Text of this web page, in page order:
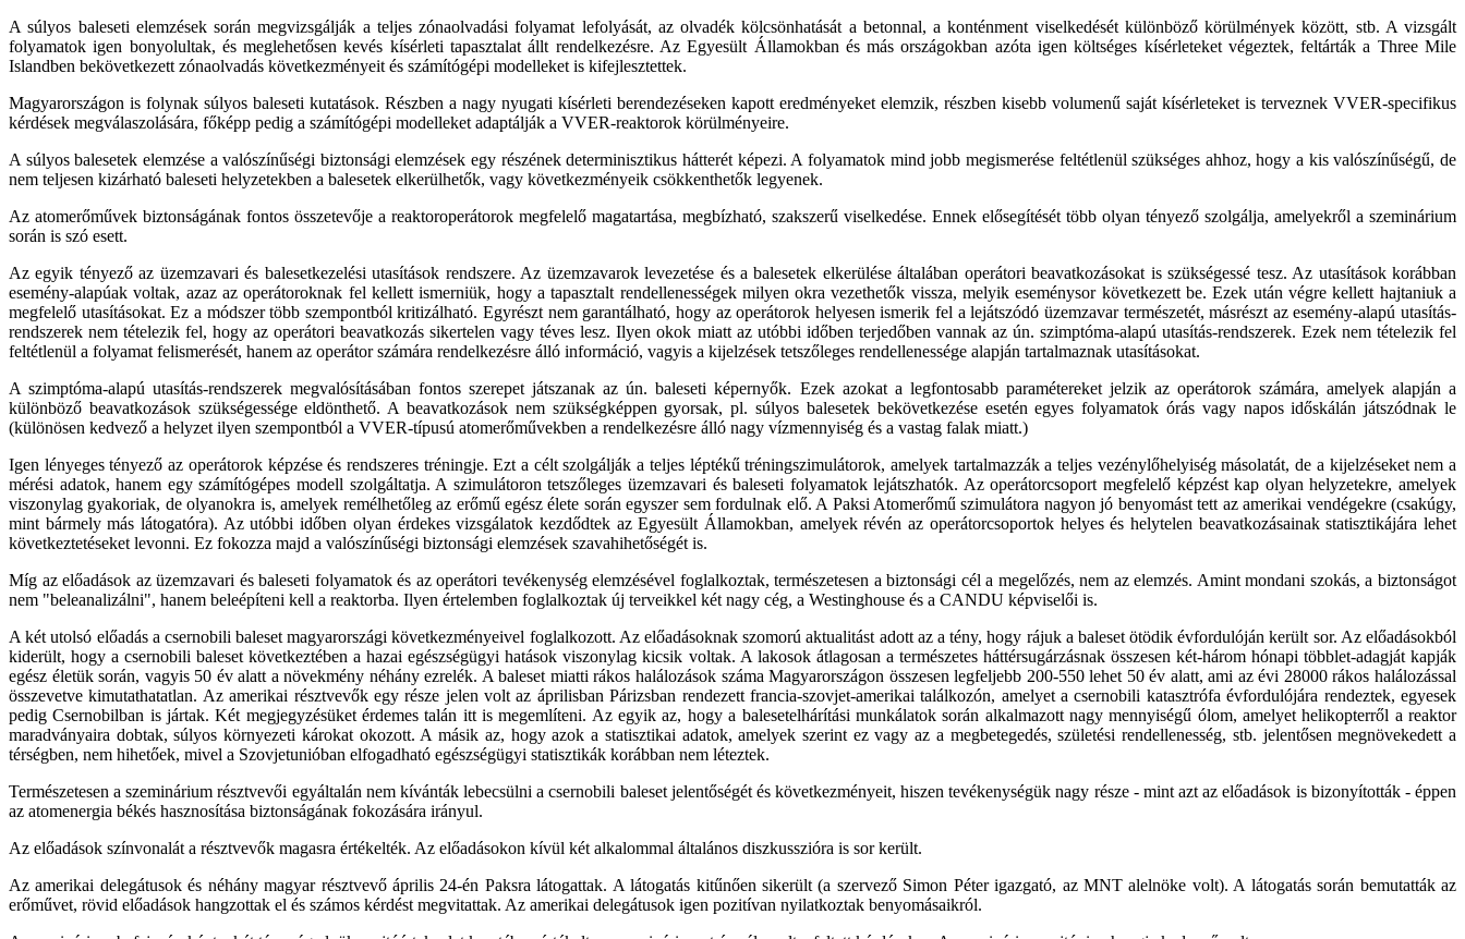
A súlyos baleseti elemzések során megvizsgálják a teljes zónaolvadási folyamat lefolyását, az olvadék kölcsönhatását a betonnal, a konténment viselkedését különböző körülmények között, stb. A vizsgált
folyamatok igen bonyolultak, és meglehetősen kevés kísérleti tapasztalat állt rendelkezésre. Az Egyesült Államokban és más országokban azóta igen költséges kísérleteket végeztek, feltárták a Three Mile
Islandben bekövetkezett zónaolvadás következményeit és számítógépi modelleket is kifejlesztettek.
Magyarországon is folynak súlyos baleseti kutatások. Részben a nagy nyugati kísérleti berendezéseken kapott eredményeket elemzik, részben kisebb volumenű saját kísérleteket is terveznek VVER-specifikus
kérdések megválaszolására, főképp pedig a számítógépi modelleket adaptálják a VVER-reaktorok körülményeire.
A súlyos balesetek elemzése a valószínűségi biztonsági elemzések egy részének determinisztikus hátterét képezi. A folyamatok mind jobb megismerése feltétlenül szükséges ahhoz, hogy a kis valószínűségű, de
nem teljesen kizárható baleseti helyzetekben a balesetek elkerülhetők, vagy következményeik csökkenthetők legyenek.
Az atomerőművek biztonságának fontos összetevője a reaktoroperátorok megfelelő magatartása, megbízható, szakszerű viselkedése. Ennek elősegítését több olyan tényező szolgálja, amelyekről a szeminárium
során is szó esett.
Az egyik tényező az üzemzavari és balesetkezelési utasítások rendszere. Az üzemzavarok levezetése és a balesetek elkerülése általában operátori beavatkozásokat is szükségessé tesz. Az utasítások korábban
esemény-alapúak voltak, azaz az operátoroknak fel kellett ismerniük, hogy a tapasztalt rendellenességek milyen okra vezethetők vissza, melyik eseménysor következett be. Ezek után végre kellett hajtaniuk a
megfelelő utasításokat. Ez a módszer több szempontból kritizálható. Egyrészt nem garantálható, hogy az operátorok helyesen ismerik fel a lejátszódó üzemzavar természetét, másrészt az esemény-alapú utasítás-
rendszerek nem tételezik fel, hogy az operátori beavatkozás sikertelen vagy téves lesz. Ilyen okok miatt az utóbbi időben terjedőben vannak az ún. szimptóma-alapú utasítás-rendszerek. Ezek nem tételezik fel
feltétlenül a folyamat felismerését, hanem az operátor számára rendelkezésre álló információ, vagyis a kijelzések tetszőleges rendellenessége alapján tartalmaznak utasításokat.
A szimptóma-alapú utasítás-rendszerek megvalósításában fontos szerepet játszanak az ún. baleseti képernyők. Ezek azokat a legfontosabb paramétereket jelzik az operátorok számára, amelyek alapján a
különböző beavatkozások szükségessége eldönthető. A beavatkozások nem szükségképpen gyorsak, pl. súlyos balesetek bekövetkezése esetén egyes folyamatok órás vagy napos időskálán játszódnak le
(különösen kedvező a helyzet ilyen szempontból a VVER-típusú atomerőművekben a rendelkezésre álló nagy vízmennyiség és a vastag falak miatt.)
Igen lényeges tényező az operátorok képzése és rendszeres tréningje. Ezt a célt szolgálják a teljes léptékű tréningszimulátorok, amelyek tartalmazzák a teljes vezénylőhelyiség másolatát, de a kijelzéseket nem a
mérési adatok, hanem egy számítógépes modell szolgáltatja. A szimulátoron tetszőleges üzemzavari és baleseti folyamatok lejátszhatók. Az operátorcsoport megfelelő képzést kap olyan helyzetekre, amelyek
viszonylag gyakoriak, de olyanokra is, amelyek remélhetőleg az erőmű egész élete során egyszer sem fordulnak elő. A Paksi Atomerőmű szimulátora nagyon jó benyomást tett az amerikai vendégekre (csakúgy,
mint bármely más látogatóra). Az utóbbi időben olyan érdekes vizsgálatok kezdődtek az Egyesült Államokban, amelyek révén az operátorcsoportok helyes és helytelen beavatkozásainak statisztikájára lehet
következtetéseket levonni. Ez fokozza majd a valószínűségi biztonsági elemzések szavahihetőségét is.
Míg az előadások az üzemzavari és baleseti folyamatok és az operátori tevékenység elemzésével foglalkoztak, természetesen a biztonsági cél a megelőzés, nem az elemzés. Amint mondani szokás, a biztonságot
nem "beleanalizálni", hanem beleépíteni kell a reaktorba. Ilyen értelemben foglalkoztak új terveikkel két nagy cég, a Westinghouse és a CANDU képviselői is.
A két utolsó előadás a csernobili baleset magyarországi következményeivel foglalkozott. Az előadásoknak szomorú aktualitást adott az a tény, hogy rájuk a baleset ötödik évfordulóján került sor. Az előadásokból
kiderült, hogy a csernobili baleset következtében a hazai egészségügyi hatások viszonylag kicsik voltak. A lakosok átlagosan a természetes háttérsugárzásnak összesen két-három hónapi többlet-adagját kapják
egész életük során, vagyis 50 év alatt a növekmény néhány ezrelék. A baleset miatti rákos halálozások száma Magyarországon összesen legfeljebb 200-550 lehet 50 év alatt, ami az évi 28000 rákos halálozással
összevetve kimutathatatlan. Az amerikai résztvevők egy része jelen volt az áprilisban Párizsban rendezett francia-szovjet-amerikai találkozón, amelyet a csernobili katasztrófa évfordulójára rendeztek, egyesek
pedig Csernobilban is jártak. Két megjegyzésüket érdemes talán itt is megemlíteni. Az egyik az, hogy a balesetelhárítási munkálatok során alkalmazott nagy mennyiségű ólom, amelyet helikopterről a reaktor
maradványaira dobtak, súlyos környezeti károkat okozott. A másik az, hogy azok a statisztikai adatok, amelyek szerint ez vagy az a megbetegedés, születési rendellenesség, stb. jelentősen megnövekedett a
térségben, nem hihetőek, mivel a Szovjetunióban elfogadható egészségügyi statisztikák korábban nem léteztek.
Természetesen a szeminárium résztvevői egyáltalán nem kívánták lebecsülni a csernobili baleset jelentőségét és következményeit, hiszen tevékenységük nagy része - mint azt az előadások is bizonyították - éppen
az atomenergia békés hasznosítása biztonságának fokozására irányul.
Az előadások színvonalát a résztvevők magasra értékelték. Az előadásokon kívül két alkalommal általános diszkusszióra is sor került.
Az amerikai delegátusok és néhány magyar résztvevő április 24-én Paksra látogattak. A látogatás kitűnően sikerült (a szervező Simon Péter igazgató, az MNT alelnöke volt). A látogatás során bemutatták az
erőművet, rövid előadások hangzottak el és számos kérdést megvitattak. Az amerikai delegátusok igen pozitívan nyilatkoztak benyomásaikról.